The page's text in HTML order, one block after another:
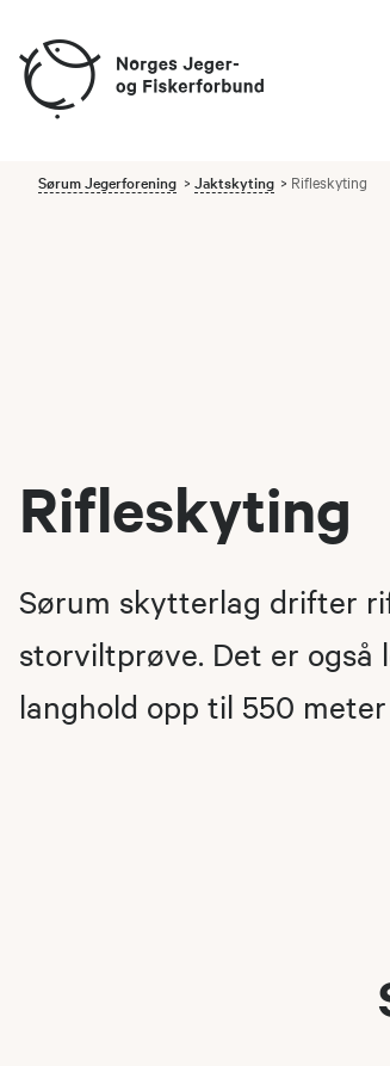
Sørum Jegerforening Jaktskyting Rifleskyting
Rifleskyting
Sørum skytterlag drifter
storviltprøve. Det er også
langhold opp til 550 meter